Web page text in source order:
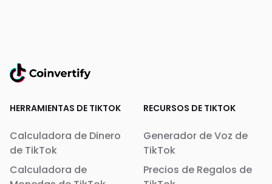
HERRAMIENTAS DE TIKTOK
Calculadora de Dinero
de TikTok
Calculadora de
RECURSOS DE TIKTOK
Generador de Voz de
TikTok
Precios de Regalos de